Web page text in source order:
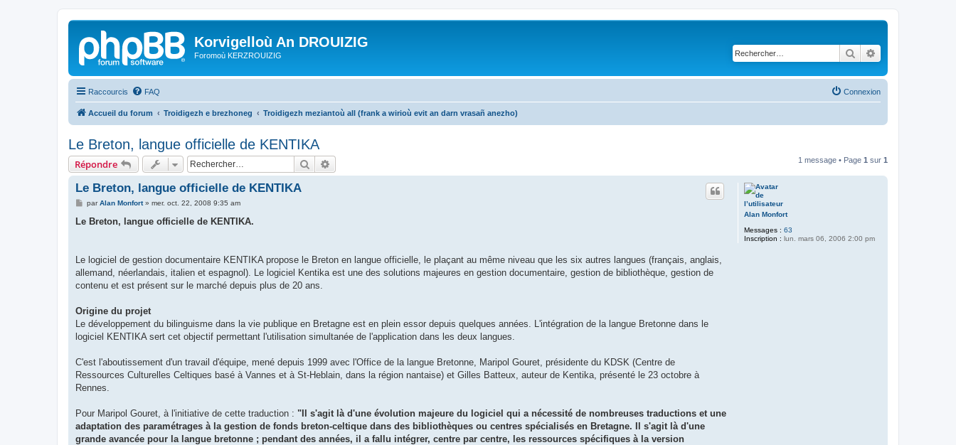
Korvigelloù An DROUIZIG
Foromoù KERZROUIZIG Rechercher
Raccourcis FAQ Connexion
Accueil du forum Troidigezh e brezhoneg Troidigezh meziantoù all (frank a wirioù evit an darn vrasañ anezho)
Le Breton, langue officielle de KENTIKA
Répondre Rechercher 1 message • Page 1 sur 1
Alan Monfort
Messages : 63
Inscription : lun. mars 06, 2006 2:00 pm
Le Breton, langue officielle de KENTIKA
M
s
parAlan Monfort» mer. oct. 22, 2008 9:35 am
Le Breton, langue officielle de KENTIKA.
Le logiciel de gestion documentaire KENTIKA propose le Breton en langue officielle, le plaçant au même niveau que les six autres langues (français, anglais,
allemand, néerlandais, italien et espagnol). Le logiciel Kentika est une des solutions majeures en gestion documentaire, gestion de bibliothèque, gestion de
contenu et est présent sur le marché depuis plus de 20 ans.
Origine du projet
Le développement du bilinguisme dans la vie publique en Bretagne est en plein essor depuis quelques années. L'intégration de la langue Bretonne dans le
logiciel KENTIKA sert cet objectif permettant l'utilisation simultanée de l'application dans les deux langues.
C'est l'aboutissement d'un travail d'équipe, mené depuis 1999 avec l'Office de la langue Bretonne, Maripol Gouret, présidente du KDSK (Centre de
Ressources Culturelles Celtiques basé à Vannes et à St-Heblain, dans la région nantaise) et Gilles Batteux, auteur de Kentika, présenté le 23 octobre à
Rennes.
Pour Maripol Gouret, à l'initiative de cette traduction : "Il s'agit là d'une évolution majeure du logiciel qui a nécessité de nombreuses traductions et une
adaptation des paramétrages à la gestion de fonds breton-celtique dans des bibliothèques ou centres spécialisés en Bretagne. Il s'agit là d'une
grande avancée pour la langue bretonne ; pendant des années, il a fallu intégrer, centre par centre, les ressources spécifiques à la version